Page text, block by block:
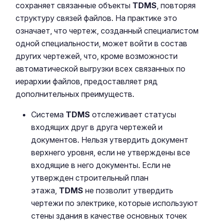
сохраняет связанные объекты TDMS, повторяя
структуру связей файлов. На практике это
означает, что чертеж, созданный специалистом
одной специальности, может войти в состав
других чертежей, что, кроме возможности
автоматической выгрузки всех связанных по
иерархии файлов, предоставляет ряд
дополнительных преимуществ.
Система TDMS отслеживает статусы
входящих друг в друга чертежей и
документов. Нельзя утвердить документ
верхнего уровня, если не утверждены все
входящие в него документы. Если не
утвержден строительный план
этажа, TDMS не позволит утвердить
чертежи по электрике, которые используют
стены здания в качестве основных точек